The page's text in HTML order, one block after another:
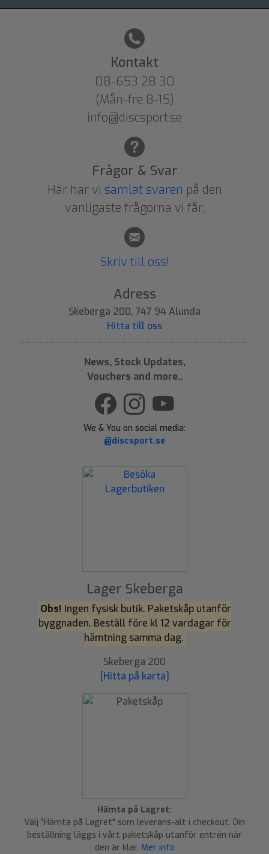
Kontakt
08-653 28 30
(Mån-fre 8-15)
info@discsport.se
Frågor & Svar
Här har vi samlat svaren på den
vanligaste frågorna vi får.
Skriv till oss!
Adress
Skeberga 200, 747 94 Alunda
Hitta till oss
News, Stock Updates,
Vouchers and more..
We & You on social media:
@discsport.se
Lager Skeberga
Obs! Ingen fysisk butik. Paketskåp utanför
byggnaden. Beställ före kl 12 vardagar för
hämtning samma dag.
Skeberga 200
[Hitta på karta]
Hämta på Lagret:
Välj "Hämta på Lagret" som leverans-alt i checkout. Din
beställning läggs i vårt paketskåp utanför entrén när
den är klar. Mer info